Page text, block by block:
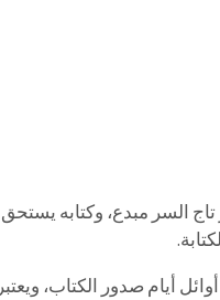
تاج السر مبدع، وكتابه يستحق
أيام صدور الكتاب، ويعتبر